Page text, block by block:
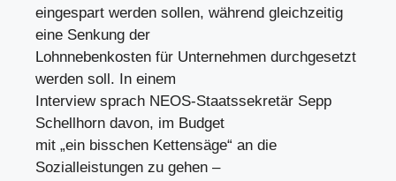
eingespart werden sollen, während gleichzeitig
eine Senkung der
Lohnnebenkosten für Unternehmen durchgesetzt
werden soll. In einem
Interview sprach NEOS-Staatssekretär Sepp
Schellhorn davon, im Budget
mit „ein bisschen Kettensäge“ an die
Sozialleistungen zu gehen –